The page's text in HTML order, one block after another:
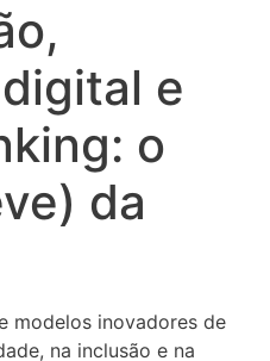
e
o
da
modelos inovadores de
na inclusão e na